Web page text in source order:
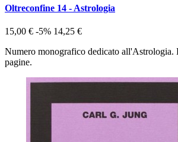
Oltreconfine 14 - Astrologia
15,00 € -5% 14,25 €
Numero monografico dedicato all'Astrologia.
pagine.